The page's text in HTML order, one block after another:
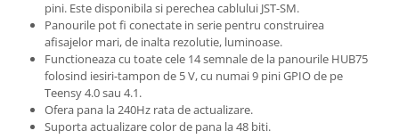
Actuator
Altele
Driver
Altele
pini. Este disponibila si perechea cablului JST-SM.
Panourile pot fi conectate in serie pentru construirea
afisajelor mari, de inalta rezolutie, luminoase.
Functioneaza cu toate cele 14 semnale de la panourile HUB75
folosind iesiri-tampon de 5 V, cu numai 9 pini GPIO de pe
Teensy 4.0 sau 4.1.
Ofera pana la 240Hz rata de actualizare.
Suporta actualizare color de pana la 48 biti.